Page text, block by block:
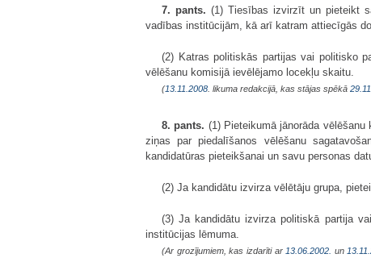
7. pants. (1) Tiesības izvirzīt un pieteikt
vadības institūcijām, kā arī katram attiecīgās
(2) Katras politiskās partijas vai politisko
vēlēšanu komisijā ievēlējamo locekļu skaitu.
(13.11.2008 . likuma redakcijā, kas stājas spēkā
8. pants. (1) Pieteikumā jānorāda
ziņas par piedalīšanos vēlēšanu
kandidatūras pieteikšanai un savu personas
(2) Ja kandidātu izvirza vēlētāju grupa,
(3) Ja kandidātu izvirza politiskā partija
institūcijas lēmuma.
(Ar grozījumiem, kas izdarīti ar 13.06.2002. un